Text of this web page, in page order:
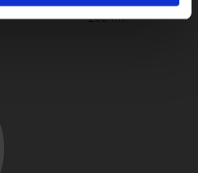
200 ml